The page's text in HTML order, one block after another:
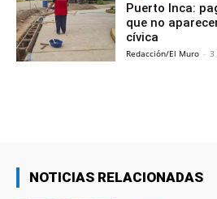
Puerto Inca:
que no
cívica
Redacción/El Muro - 3
NOTICIAS RELACIONADAS